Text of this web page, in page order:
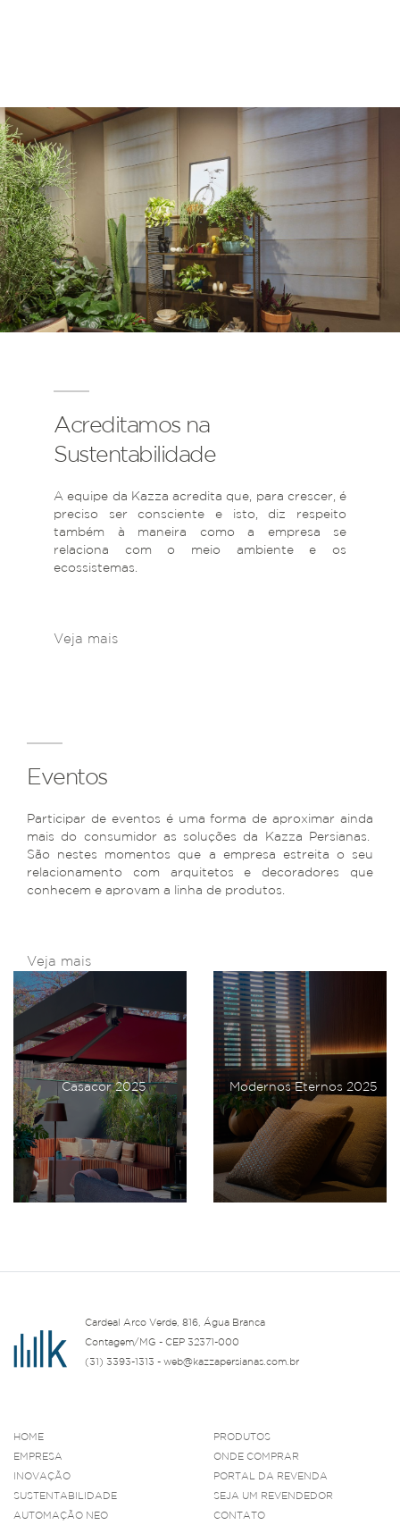
Acreditamos na
Sustentabilidade
A equipe da Kazza acredita que, para crescer, é
preciso ser consciente e isto, diz respeito
também à maneira como a empresa se
relaciona com o meio ambiente e os
ecossistemas.
Veja mais
Eventos
Participar de eventos é uma forma de aproximar ainda
mais do consumidor as soluções da Kazza Persianas.
São nestes momentos que a empresa estreita o seu
relacionamento com arquitetos e decoradores que
conhecem e aprovam a linha de produtos.
Veja mais
Casacor 2025 Modernos Eternos 2025
Cardeal Arco Verde, 816, Água Branca
Contagem/MG - CEP 32371-000
(31) 3393-1313 - web@kazzapersianas.com.br
HOME
EMPRESA
INOVAÇÃO
SUSTENTABILIDADE
AUTOMAÇÃO NEO
PRODUTOS
ONDE COMPRAR
PORTAL DA REVENDA
SEJA UM REVENDEDOR
CONTATO